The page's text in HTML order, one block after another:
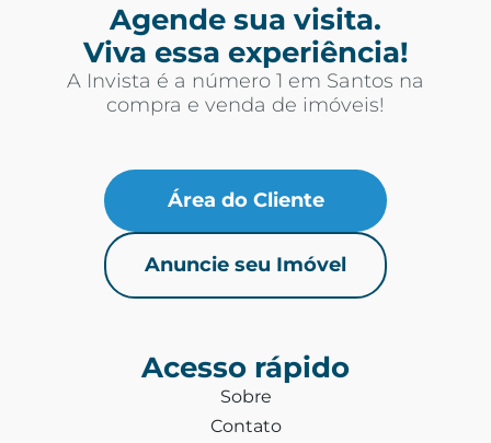
Agende sua visita.
Viva essa experiência!
A Invista é a número 1 em Santos na
compra e venda de imóveis!
Área do Cliente
Anuncie seu Imóvel
Acesso rápido
Sobre
Contato